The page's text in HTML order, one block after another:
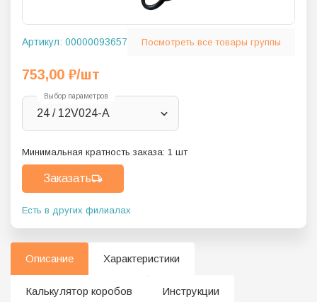
Артикул: 00000093657 Посмотреть все товары группы
753,00 ₽/шт
Выбор параметров
24 / 12V024-A
Минимальная кратность заказа: 1 шт
Заказать
Есть в других филиалах
Описание Характеристики
Калькулятор коробов Инструкции